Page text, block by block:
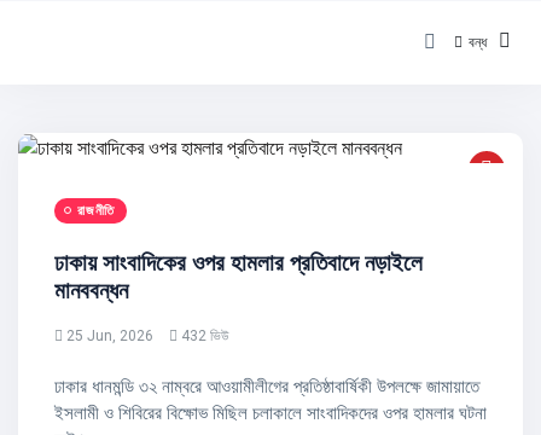
বন্ধ
রাজনীতি
ঢাকায় সাংবাদিকের ওপর হামলার প্রতিবাদে নড়াইলে
মানববন্ধন
25 Jun, 2026 432 ভিউ
ঢাকার ধানমন্ডি ৩২ নাম্বরে আওয়ামীলীগের প্রতিষ্ঠাবার্ষিকী উপলক্ষে জামায়াতে
ইসলামী ও শিবিরের বিক্ষোভ মিছিল চলাকালে সাংবাদিকদের ওপর হামলার ঘটনা